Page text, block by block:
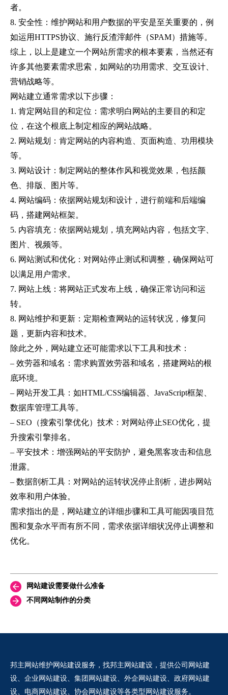
者。
8. 安全性：维护网站和用户数据的平安是至关重要的，例
如运用HTTPS协议、施行反渣滓邮件（SPAM）措施等。
综上，以上是建立一个网站所需求的根本要素，当然还有
许多其他要素需求思索，如网站的功用需求、交互设计、
营销战略等。
网站建立通常需求以下步骤：
1. 肯定网站目的和定位：需求明白网站的主要目的和定
位，在这个根底上制定相应的网站战略。
2. 网站规划：肯定网站的内容构造、页面构造、功用模块
等。
3. 网站设计：制定网站的整体作风和视觉效果，包括颜
色、排版、图片等。
4. 网站编码：依据网站规划和设计，进行前端和后端编
码，搭建网站框架。
5. 内容填充：依据网站规划，填充网站内容，包括文字、
图片、视频等。
6. 网站测试和优化：对网站停止测试和调整，确保网站可
以满足用户需求。
7. 网站上线：将网站正式发布上线，确保正常访问和运
转。
8. 网站维护和更新：定期检查网站的运转状况，修复问
题，更新内容和技术。
除此之外，网站建立还可能需求以下工具和技术：
– 效劳器和域名：需求购置效劳器和域名，搭建网站的根
底环境。
– 网站开发工具：如HTML/CSS编辑器、 JavaScript框架、
数据库管理工具等。
– SEO （搜索引擎优化）技术：对网站停止SEO优化，提
升搜索引擎排名。
– 平安技术：增强网站的平安防护，避免黑客攻击和信息
泄露。
– 数据剖析工具：对网站的运转状况停止剖析，进步网站
效率和用户体验。
需求指出的是，网站建立的详细步骤和工具可能因项目范
围和复杂水平而有所不同，需求依据详细状况停止调整和
优化。
网站建设需要做什么准备
不同网站制作的分类
邦主网站维护网站建设服务，找邦主网站建设，提供公司网站建
设、企业网站建设、集团网站建设、外企网站建设、政府网站建
设、电商网站建设、协会网站建设等各类型网站建设服务。